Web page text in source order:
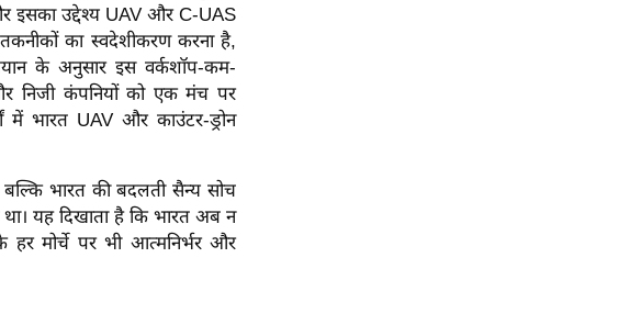
इसका उद्देश्य UAV और C-UAS
का स्वदेशीकरण करना है,
के अनुसार इस वर्कशॉप-कम-
और निजी कंपनियों को एक मंच पर
में भारत UAV और काउंटर-ड्रोन
भारत की बदलती सैन्य सोच
यह दिखाता है कि भारत अब न
मोर्चे पर भी आत्मनिर्भर और